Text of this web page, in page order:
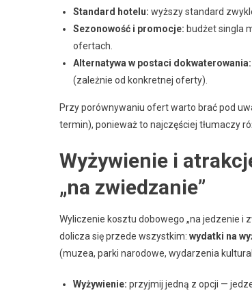
Standard hotelu: wyższy standard
Sezonowość i promocje: budżet singla
ofertach.
Alternatywa w postaci dokwaterowania:
(zależnie od konkretnej oferty).
Przy porównywaniu ofert warto brać pod
termin), ponieważ to najczęściej tłumaczy
Wyżywienie i
„na zwiedzanie”
Wyliczenie kosztu dobowego „na jedzenie i
dolicza się przede wszystkim: wydatki na
(muzea, parki narodowe, wydarzenia
Wyżywienie: przyjmij jedną z opcji —